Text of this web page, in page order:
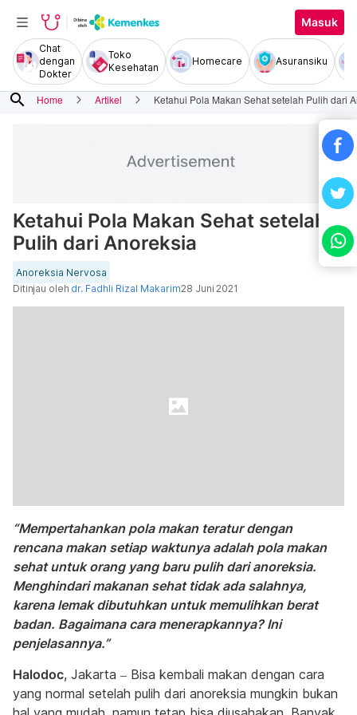
Masuk
Chat
dengan
Dokter
Toko
Kesehatan
Homecare Asuransiku
search Home Artikel Ketahui Pola Makan Sehat setelah Pulih dari
Ketahui Pola Makan Sehat setelah
Pulih dari Anoreksia
Anoreksia Nervosa
Ditinjau oleh dr. Fadhli Rizal Makarim28 Juni 2021
“Mempertahankan pola makan teratur dengan
rencana makan setiap waktunya adalah pola makan
sehat untuk orang yang baru pulih dari anoreksia.
Menghindari makanan sehat tidak ada salahnya,
karena lemak dibutuhkan untuk memulihkan berat
badan. Bagaimana cara menerapkannya? Ini
penjelasannya.”
Halodoc, Jakarta – Bisa kembali makan dengan cara
yang normal setelah pulih dari anoreksia mungkin bukan